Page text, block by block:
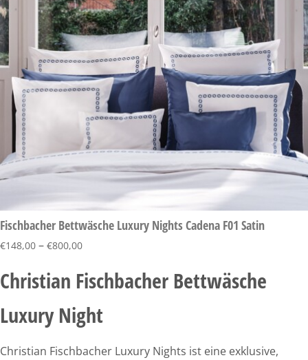
Fischbacher Bettwäsche Luxury Nights Cadena F01 Satin
€148,00 – €800,00
Christian Fischbacher Bettwäsche
Luxury Night
Christian Fischbacher Luxury Nights ist eine exklusive,